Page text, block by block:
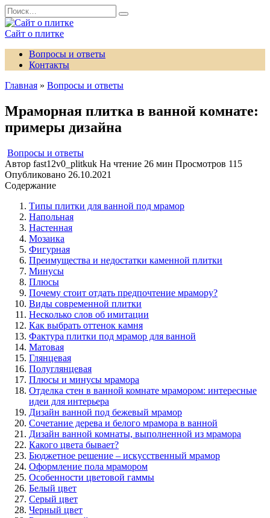
Перейти
к
содержанию
Search
for:
Сайт о плитке
Вопросы и ответы
Контакты
Главная » Вопросы и ответы
Мраморная плитка в ванной комнате:
примеры дизайна
Вопросы и ответы
Автор fast12v0_plitkuk На чтение 26 мин Просмотров 115
Опубликовано 26.10.2021
Содержание
Типы плитки для ванной под мрамор
Напольная
Настенная
Мозаика
Фигурная
Преимущества и недостатки каменной плитки
Минусы
Плюсы
Почему стоит отдать предпочтение мрамору?
Виды современной плитки
Несколько слов об имитации
Как выбрать оттенок камня
Фактура плитки под мрамор для ванной
Матовая
Глянцевая
Полуглянцевая
Плюсы и минусы мрамора
Отделка стен в ванной комнате мрамором: интересные
идеи для интерьера
Дизайн ванной под бежевый мрамор
Сочетание дерева и белого мрамора в ванной
Дизайн ванной комнаты, выполненной из мрамора
Какого цвета бывает?
Бюджетное решение – искусственный мрамор
Оформление пола мрамором
Особенности цветовой гаммы
Белый цвет
Серый цвет
Черный цвет